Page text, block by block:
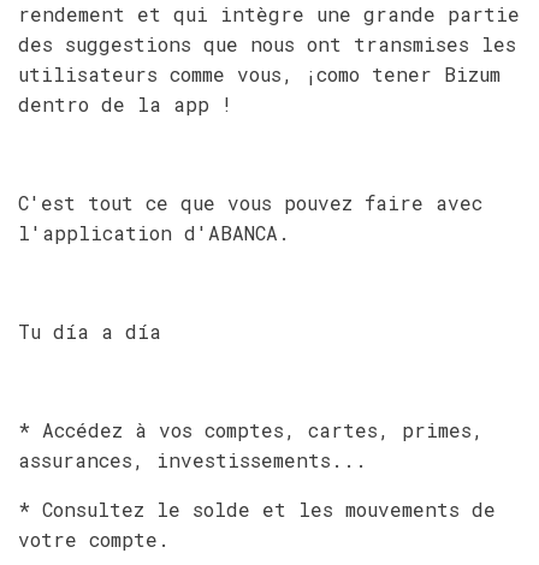
rendement et qui intègre une grande partie
des suggestions que nous ont transmises les
utilisateurs comme vous, ¡como tener Bizum
dentro de la app !
C'est tout ce que vous pouvez faire avec
l'application d'ABANCA.
Tu día a día
* Accédez à vos comptes, cartes, primes,
assurances, investissements...
* Consultez le solde et les mouvements de
votre compte.